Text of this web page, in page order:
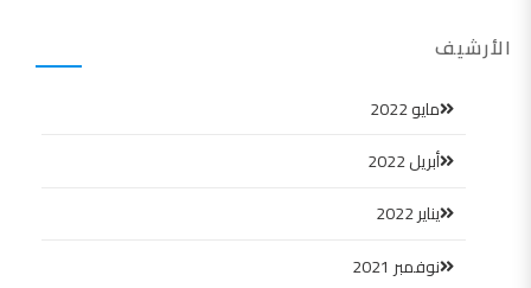
الأرشيف
مايو 2022
أبريل 2022
يناير 2022
نوفمبر 2021